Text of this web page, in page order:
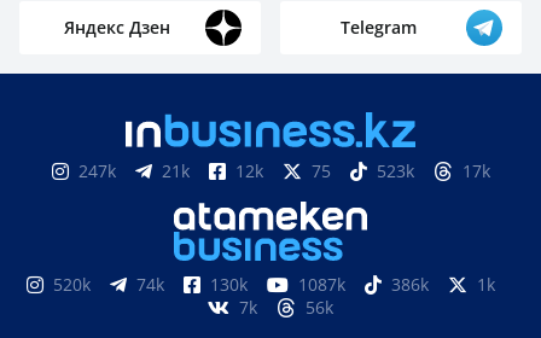
Яндекс Дзен Telegram
247k 21k 12k 75 523k 17k
520k 74k 130k 1087k 386k
1k
7k
56k